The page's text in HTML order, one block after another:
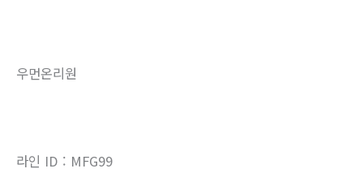
우먼온리원
라인 ID : MFG99